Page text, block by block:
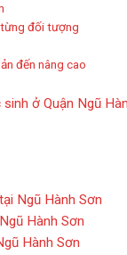
đối tượng
đến nâng cao
ở Quận Ngũ
Ngũ Hành Sơn
Hành Sơn
Hành Sơn